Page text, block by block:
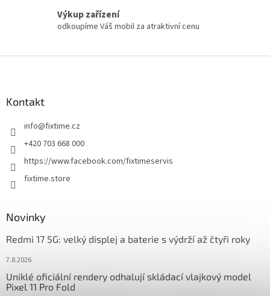
Výkup zařízení
odkoupíme Váš mobil za atraktivní cenu
Kontakt
info@fixtime.cz
+420 703 668 000
https://www.facebook.com/fixtimeservis
fixtime.store
Novinky
Redmi 17 5G: velký displej a baterie s výdrží až čtyři roky
7.8.2026
Uniklé oficiální rendery odhalují skládací vlajkový model
Pixel 11 Pro Fold